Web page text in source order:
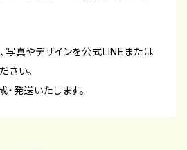
写真やデザインを公式LINEまたは
さい。
発送いたします。